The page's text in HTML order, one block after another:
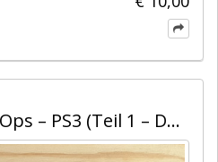
Call of Duty: Black Ops – PS3 (Teil 1 – Deutsch)